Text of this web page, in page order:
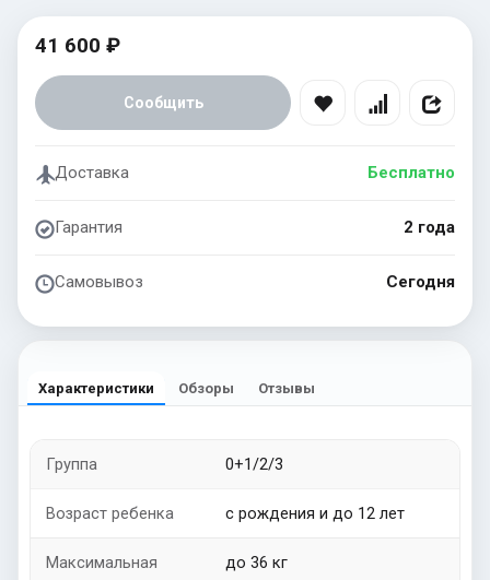
41 600 ₽
Сообщить
Доставка Бесплатно
Гарантия 2 года
Самовывоз Сегодня
Характеристики Обзоры Отзывы
Группа 0+1/2/3
Возраст ребенка с рождения и до 12 лет
Максимальная
до 36 кг